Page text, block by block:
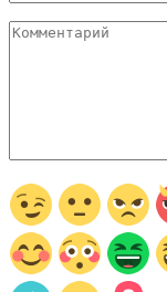
Комментарий